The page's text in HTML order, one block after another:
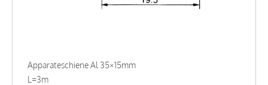
Apparateschiene Al 35×15mm
L=3m